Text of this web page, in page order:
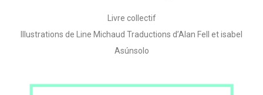
Livre collectif
Illustrations de Line Michaud Traductions d’Alan Fell et isabel
Asúnsolo